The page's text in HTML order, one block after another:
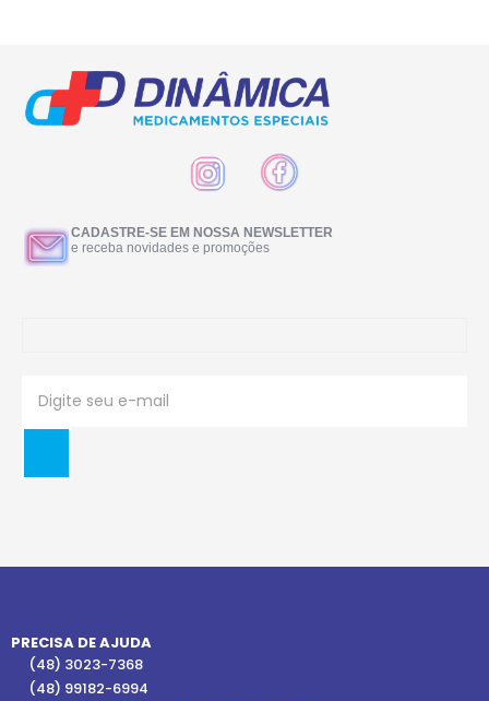
CADASTRE-SE EM NOSSA NEWSLETTER
e receba novidades e promoções
PRECISA DE AJUDA
(48) 3023-7368
(48) 99182-6994